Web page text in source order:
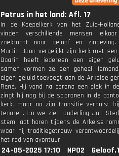
Petrus in het land: Afl. 17
In de Koepelkerk van het Zuid-
vinden verschillende mensen
zoektocht naar geloof en zingeving.
Martin Boon vergelijkt zijn kerk met een
Daarin heeft iedereen een eigen
samen vormen ze een geheel.
eigen geluid toevoegt aan de Arkelse
René. Hij vond na corona een plek in
zingt hij nog bij de sopranen in de
kerk, maar na zijn transitie verhuist
tenoren. En we zien ouderling Jan
stem laat horen tijdens de Arkelse
waar hij traditiegetrouw
het rad van avontuur.
24-05-2025 17:10 NPO2